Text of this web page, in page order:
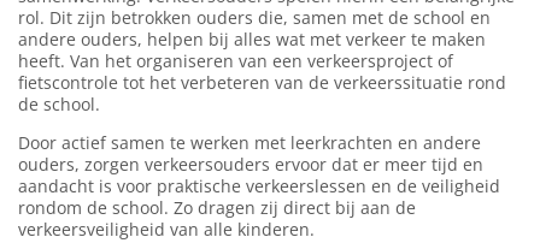
rol. Dit zijn betrokken ouders die, samen met de school en
andere ouders, helpen bij alles wat met verkeer te maken
heeft. Van het organiseren van een verkeersproject of
fietscontrole tot het verbeteren van de verkeerssituatie rond
de school.
Door actief samen te werken met leerkrachten en andere
ouders, zorgen verkeersouders ervoor dat er meer tijd en
aandacht is voor praktische verkeerslessen en de veiligheid
rondom de school. Zo dragen zij direct bij aan de
verkeersveiligheid van alle kinderen.